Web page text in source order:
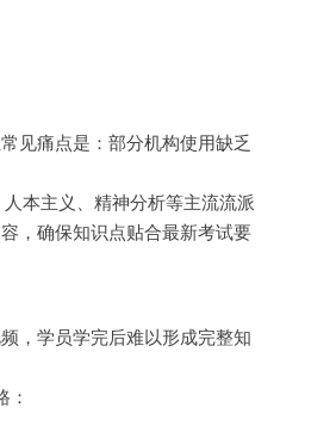
见痛点是：部分机构使用缺乏
人本主义、精神分析等主流流派
，确保知识点贴合最新考试要
，学员学完后难以形成完整知
：